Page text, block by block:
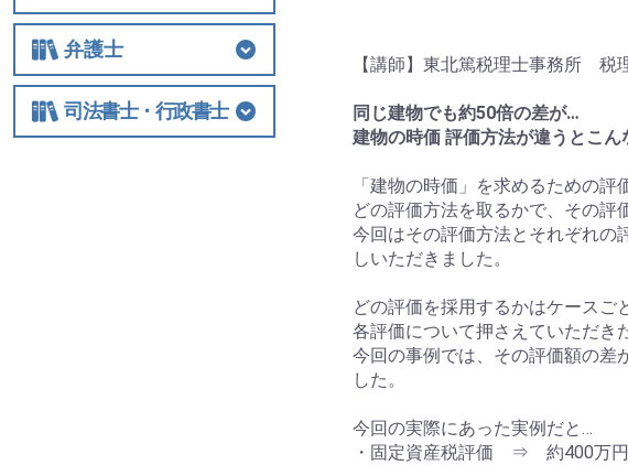
その他
士業経営
国際税務
保険
税制改正全般
ビジネス
借地権
弁護士
弁護士
相続
交通事故
離婚
労働
不動産・建築
債権回収
民事訴訟
顧客対応・顧問契約
事務所経営・運営
その他
司法書士・行政書士
【講師】東北篤税理士事務所 税
同じ建物でも約50倍の差が…
建物の時価 評価方法が違うとこん
「建物の時価」を求めるための評
どの評価方法を取るかで、その評
今回はその評価方法とそれぞれの
しいただきました。
どの評価を採用するかはケースご
各評価について押さえていただき
今回の事例では、その評価額の差
した。
今回の実際にあった実例だと…
・固定資産税評価 ⇒ 約400万円